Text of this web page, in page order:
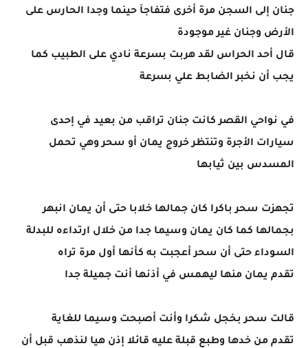
جنان إلى السجن مرة أخرى فتفاجآ حينما وجدا الحارس على
الأرض وجنان غير موجودة
قال أحد الحراس لقد هربت بسرعة نادي على الطبيب كما
يجب أن نخبر الضابط علي بسرعة
في نواحي القصر كانت جنان تراقب من بعيد في إحدى
سيارات الأجرة وتنتظر خروج يمان أو سحر وهي تحمل
المسدس بين ثيابها
تجهزت سحر باكرا كان جمالها خلابا حتى أن يمان انبهر
بجمالها كما كان يمان وسيما جدا من خلال ارتداءه للبدلة
السوداء حتى أن سحر أعجبت به كأنها أول مرة تراه
تقدم يمان منها ليهمس في أذنها أنت جميلة جدا
قالت سحر بخجل شكرا وأنت أصبحت وسيما للغاية
تقدم من خدها وطبع قبلة عليه قائلا إذن هيا لنذهب قبل أن